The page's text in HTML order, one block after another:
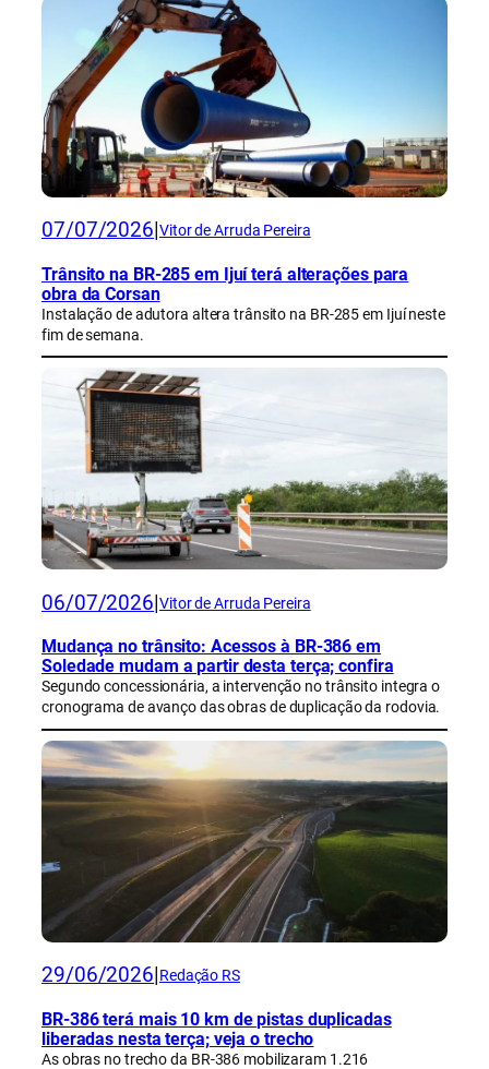
07/07/2026 Vitor de Arruda Pereira
Trânsito na BR-285 em Ijuí terá alterações para
obra da Corsan
Instalação de adutora altera trânsito na BR-285 em Ijuí neste
fim de semana.
06/07/2026 Vitor de Arruda Pereira
Mudança no trânsito: Acessos à BR-386 em
Soledade mudam a partir desta terça; confira
Segundo concessionária, a intervenção no trânsito integra o
cronograma de avanço das obras de duplicação da rodovia.
29/06/2026 Redação RS
BR-386 terá mais 10 km de pistas duplicadas
liberadas nesta terça; veja o trecho
As obras no trecho da BR-386 mobilizaram 1.216